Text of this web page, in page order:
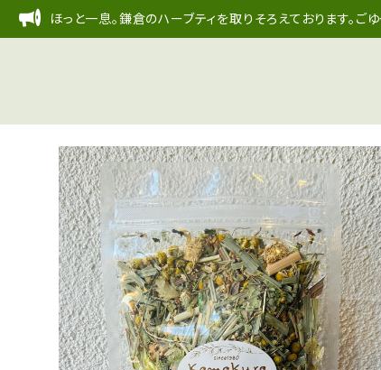
ほっと一息。鎌倉のハーブティを取りそろえております。ごゆ